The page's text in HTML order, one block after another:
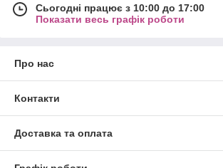
Сьогодні працює з 10:00 до 17:00
Показати весь графік роботи
Про нас
Контакти
Доставка та оплата